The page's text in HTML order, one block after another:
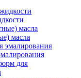
масла